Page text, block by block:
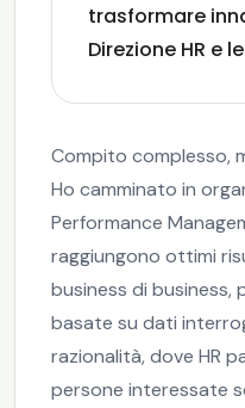
trasformare
Direzione HR e
Compito complesso,
Ho camminato in
Performance
raggiungono ottimi
business di business,
basate su dati
razionalità, dove HR
persone interessate